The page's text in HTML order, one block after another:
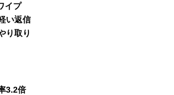
イプ
い返信
り取り
3.2倍